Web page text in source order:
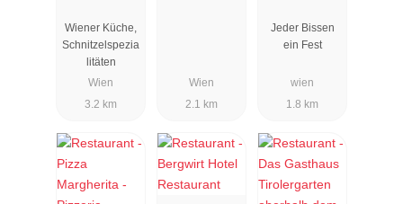
Wiener Küche,
Schnitzelspezia
litäten
Wien
3.2 km
Wien
2.1 km
Jeder Bissen
ein Fest
wien
1.8 km